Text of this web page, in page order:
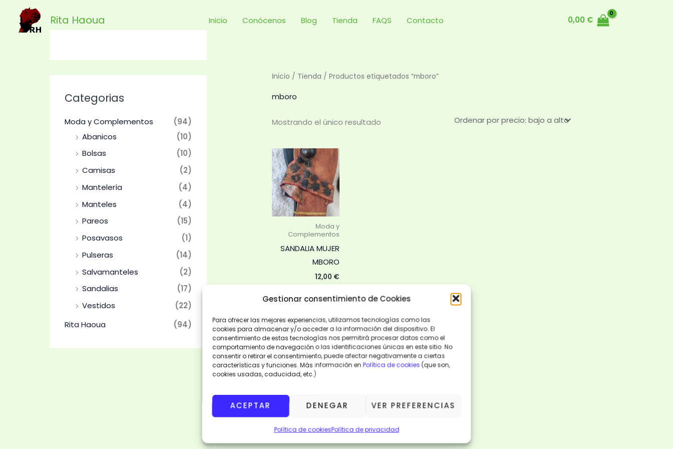
Gestionar consentimiento de Cookies
Para ofrecer las mejores experiencias, utilizamos tecnologías como las
cookies para almacenar y/o acceder a la información del dispositivo. El
consentimiento de estas tecnologías nos permitirá procesar datos como el
comportamiento de navegación o las identificaciones únicas en este sitio. No
consentir o retirar el consentimiento, puede afectar negativamente a ciertas
características y funciones. Más información en Política de cookies (que son,
cookies usadas, caducidad, etc.)
ACEPTAR DENEGAR VER PREFERENCIAS
Política de cookiesPolítica de privacidad
contenido
Rita Haoua Inicio Conócenos Blog Tienda FAQS Contacto 0,00 €
Categorias
Moda y Complementos
(94)
Abanicos
(10)
Bolsas
(10)
Camisas
(2)
Mantelería
(4)
Manteles
(4)
Pareos
(15)
Posavasos
(1)
Pulseras
(14)
Salvamanteles
(2)
Sandalias
(17)
Vestidos
(22)
Rita Haoua
(94)
Inicio / Tienda / Productos etiquetados “mboro”
mboro
Mostrando el único resultado
Moda y
Complementos
SANDALIA MUJER
MBORO
12,00 €
40
AÑADIR
AL
CARRITO
múltiples
variantes.
Las
la
página
de
producto
VISTA
RÁPIDA